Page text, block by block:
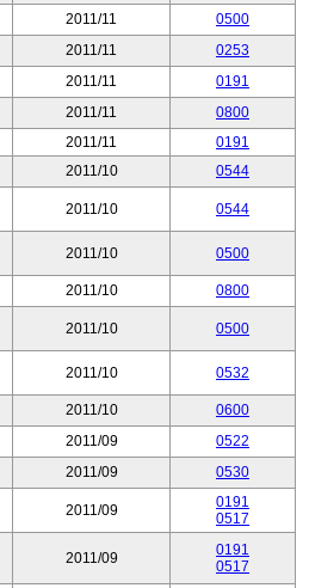
2011/11
0500
2011/11
0253
2011/11
0191
2011/11
0800
2011/11
0191
2011/10
0544
2011/10 0544
2011/10 0500
2011/10
0800
2011/10 0500
2011/10 0532
2011/10
0600
2011/09
0522
2011/09 0530
2011/09
0191
0517
2011/09
0191
0517